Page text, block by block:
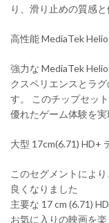
り、滑り止めの質感
高性能 MediaTek
強力な MediaTek
クスペリエンスとラ
す。 このチップセッ
優れたゲーム体験を実
大型 17cm(6.71) HD+
このセグメントによ
良くなりました
主要な 17 cm (6.71)
お気に入りの映画を